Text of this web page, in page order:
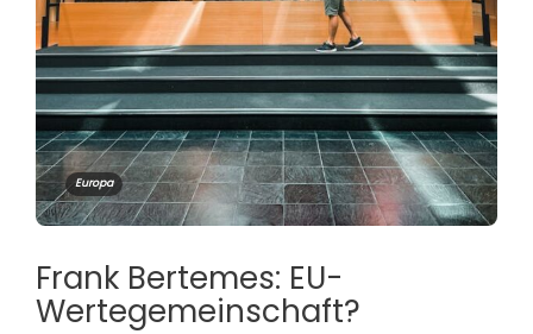
Europa
Frank Bertemes: EU-
Wertegemeinschaft?